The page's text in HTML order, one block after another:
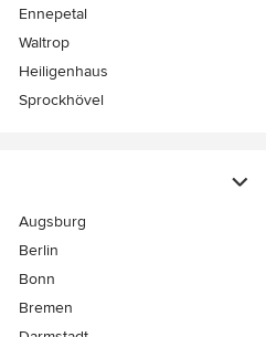
Ennepetal
Waltrop
Heiligenhaus
Sprockhövel
Augsburg
Berlin
Bonn
Bremen